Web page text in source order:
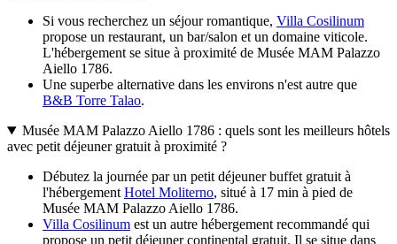
Si vous recherchez un séjour romantique, Villa Cosilinum
propose un restaurant, un bar/salon et un domaine viticole.
L'hébergement se situe à proximité de Musée MAM Palazzo
Aiello 1786.
Une superbe alternative dans les environs n'est autre que
B&B Torre Talao.
Musée MAM Palazzo Aiello 1786 : quels sont les meilleurs hôtels
avec petit déjeuner gratuit à proximité ?
Débutez la journée par un petit déjeuner buffet gratuit à
l'hébergement Hotel Moliterno, situé à 17 min à pied de
Musée MAM Palazzo Aiello 1786.
Villa Cosilinum est un autre hébergement recommandé qui
propose un petit déjeuner continental gratuit. Il se situe dans